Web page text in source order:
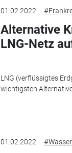
01.02.2022
Alternative
LNG-Netz
LNG (verflüssigtes
wichtigsten
01.02.2022